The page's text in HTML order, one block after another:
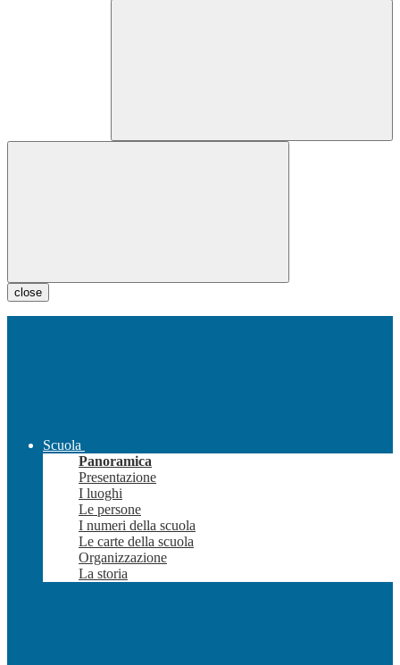
close
Scuola
Panoramica
Presentazione
I luoghi
Le persone
I numeri della scuola
Le carte della scuola
Organizzazione
La storia